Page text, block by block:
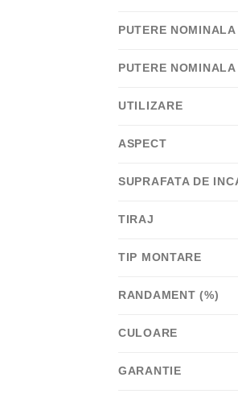
PUTERE NOMINALA
PUTERE
UTILIZARE
ASPECT
SUPRAFATA DE
TIRAJ
TIP MONTARE
RANDAMENT (%)
CULOARE
GARANTIE